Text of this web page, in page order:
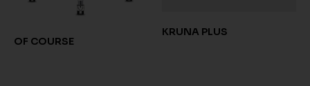
OF COURSE
KRUNA PLUS